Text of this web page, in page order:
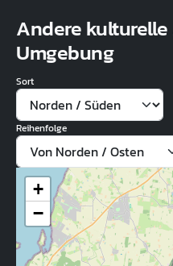
Andere
Umgebung
Sort
Reihenfolge
+
−